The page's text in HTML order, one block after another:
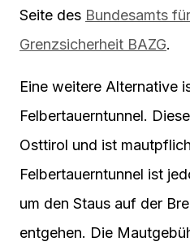
Seite des Bundesamts
Grenzsicherheit BAZG.
Eine weitere Alternative
Felbertauerntunnel.
Osttirol und ist
Felbertauerntunnel ist
um den Staus auf der
entgehen. Die